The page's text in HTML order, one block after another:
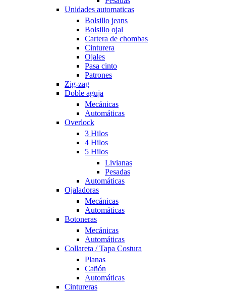
Unidades automaticas
Bolsillo jeans
Bolsillo ojal
Cartera de chombas
Cinturera
Ojales
Pasa cinto
Patrones
Zig-zag
Doble aguja
Mecánicas
Automáticas
Overlock
3 Hilos
4 Hilos
5 Hilos
Livianas
Pesadas
Automáticas
Ojaladoras
Mecánicas
Automáticas
Botoneras
Mecánicas
Automáticas
Collareta / Tapa Costura
Planas
Cañón
Automáticas
Cintureras